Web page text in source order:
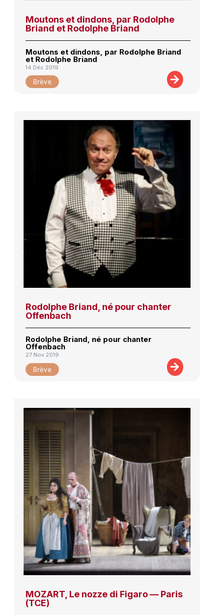
Moutons et dindons, par Rodolphe
Briand et Rodolphe Briand
Moutons et dindons, par Rodolphe Briand
et Rodolphe Briand
14 Déc 2019
Brève
Rodolphe Briand, né pour chanter
Offenbach
Rodolphe Briand, né pour chanter
Offenbach
27 Nov 2019
Brève
MOZART, Le nozze di Figaro — Paris
(TCE)